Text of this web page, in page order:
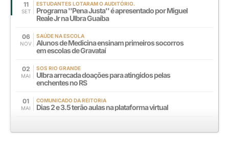
11
SET
ESTUDANTES LOTARAM O AUDITÓRIO.
Programa ''Pena Justa'' é apresentado por Miguel
Reale Jr na Ulbra Guaíba
06
NOV
SAÚDE NA ESCOLA
Alunos de Medicina ensinam primeiros socorros
em escolas de Gravataí
02
MAI
SOS RIO GRANDE
Ulbra arrecada doações para atingidos pelas
enchentes no RS
01
MAI
COMUNICADO DA REITORIA
Dias 2 e 3.5 terão aulas na plataforma virtual